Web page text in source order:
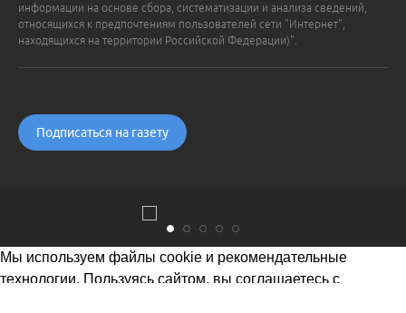
информации на основе сбора, систематизации и анализа сведений,
относящихся к предпочтениям пользователей сети "Интернет",
находящихся на территории Российской Федерации)".
Подписаться на газету
Мы используем файлы cookie и рекомендательные
технологии. Пользуясь сайтом, вы соглашаетесь с